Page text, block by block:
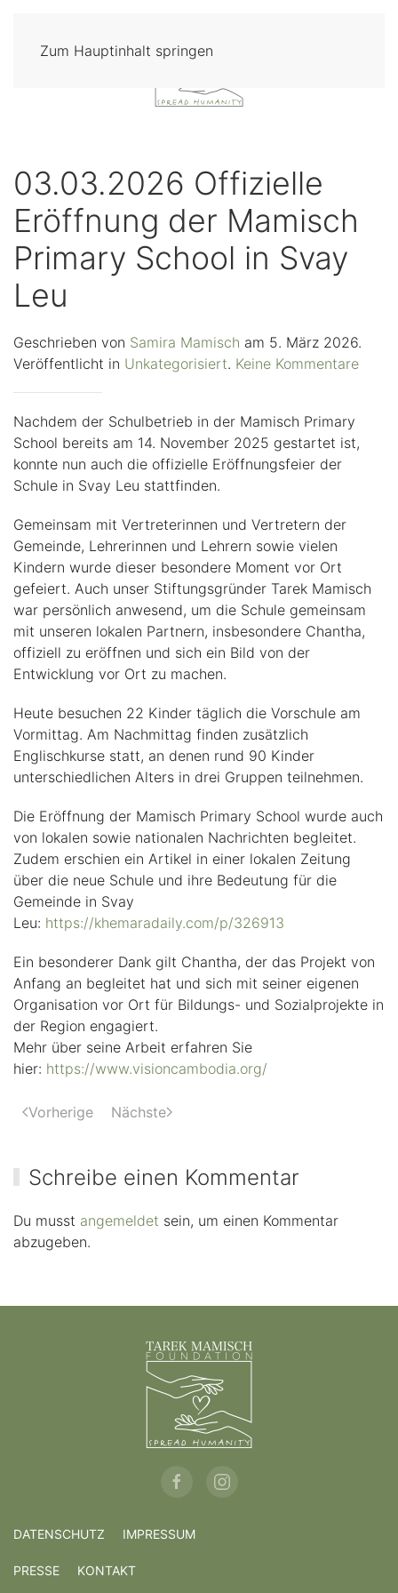
Zum Hauptinhalt springen
03.03.2026 Offizielle
Eröffnung der Mamisch
Primary School in Svay
Leu
Geschrieben von Samira Mamisch am 5. März 2026.
Veröffentlicht in Unkategorisiert. Keine Kommentarezu
der
Nachdem der Schulbetrieb in der Mamisch Primary
School bereits am 14. November 2025 gestartet ist,
konnte nun auch die offizielle Eröffnungsfeier der
Schule in Svay Leu stattfinden.
Gemeinsam mit Vertreterinnen und Vertretern der
Gemeinde, Lehrerinnen und Lehrern sowie vielen
Kindern wurde dieser besondere Moment vor Ort
gefeiert. Auch unser Stiftungsgründer Tarek Mamisch
war persönlich anwesend, um die Schule gemeinsam
mit unseren lokalen Partnern, insbesondere Chantha,
offiziell zu eröffnen und sich ein Bild von der
Entwicklung vor Ort zu machen.
Heute besuchen 22 Kinder täglich die Vorschule am
Vormittag. Am Nachmittag finden zusätzlich
Englischkurse statt, an denen rund 90 Kinder
unterschiedlichen Alters in drei Gruppen teilnehmen.
Die Eröffnung der Mamisch Primary School wurde auch
von lokalen sowie nationalen Nachrichten begleitet.
Zudem erschien ein Artikel in einer lokalen Zeitung
über die neue Schule und ihre Bedeutung für die
Gemeinde in Svay
Leu: https://khemaradaily.com/p/326913
Ein besonderer Dank gilt Chantha, der das Projekt von
Anfang an begleitet hat und sich mit seiner eigenen
Organisation vor Ort für Bildungs- und Sozialprojekte in
der Region engagiert.
Mehr über seine Arbeit erfahren Sie
hier: https://www.visioncambodia.org/
Vorherige Nächste
Schreibe einen Kommentar
Du musst angemeldet sein, um einen Kommentar
abzugeben.
DATENSCHUTZ IMPRESSUM
PRESSE KONTAKT